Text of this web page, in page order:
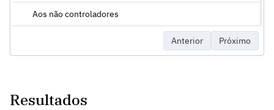
Aos não controladores
Anterior Próximo
Resultados